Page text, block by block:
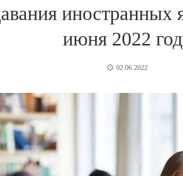
июня 2022
02.06.2022